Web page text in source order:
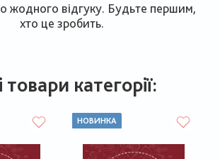
жодного відгуку. Будьте першим,
хто це зробить.
товари категорії:
НОВИНКА